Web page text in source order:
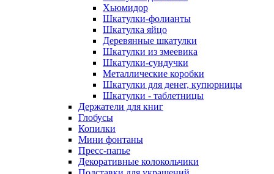
Хьюмидор
Шкатулки-фолианты
Шкатулка яйцо
Деревянные шкатулки
Шкатулки из змеевика
Шкатулки-сундучки
Металлические коробки
Шкатулки для денег, купюрницы
Шкатулки - таблетницы
Держатели для книг
Глобусы
Копилки
Мини фонтаны
Пресс-папье
Декоративные колокольчики